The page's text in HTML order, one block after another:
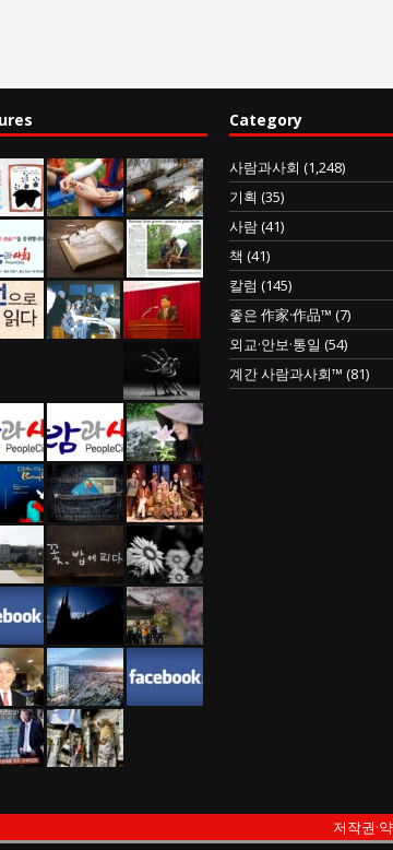
Category
사람과사회 (1,248)
기획 (35)
사람(41)
책 (41)
칼럼 (145)
좋은 作家·作品™ (7)
외교·안보·통일 (54)
계간 사람과사회™ (81)
저작권·